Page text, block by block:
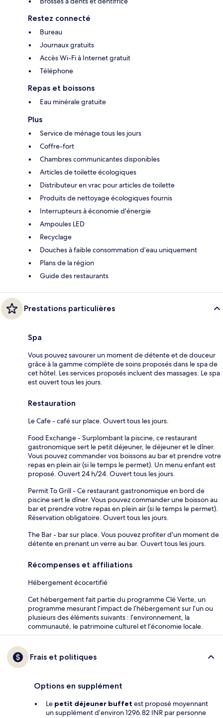
Restez connecté
Bureau
Journaux gratuits
Accès Wi-Fi à Internet gratuit
Téléphone
Repas et boissons
Eau minérale gratuite
Plus
Service de ménage tous les jours
Coffre-fort
Chambres communicantes disponibles
Articles de toilette écologiques
Distributeur en vrac pour articles de toilette
Produits de nettoyage écologiques fournis
Interrupteurs à économie d'énergie
Ampoules LED
Recyclage
Douches à faible consommation d’eau uniquement
Plans de la région
Guide des restaurants
Prestations particulières
Spa
Vous pouvez savourer un moment de détente et de douceur
grâce à la gamme complète de soins proposés dans le spa de
cet hôtel. Les services proposés incluent des massages. Le spa
est ouvert tous les jours.
Restauration
Le Cafe - café sur place. Ouvert tous les jours.
Food Exchange - Surplombant la piscine, ce restaurant
gastronomique sert le petit déjeuner, le déjeuner et le dîner.
Vous pouvez commander vos boissons au bar et prendre votre
repas en plein air (si le temps le permet). Un menu enfant est
proposé. Ouvert 24 h/24. Ouvert tous les jours.
Permit To Grill - Ce restaurant gastronomique en bord de
piscine sert le dîner. Vous pouvez commander une boisson au
bar et prendre votre repas en plein air (si le temps le permet).
Réservation obligatoire. Ouvert tous les jours.
The Bar - bar sur place. Vous pouvez profiter d'un moment de
détente en prenant un verre au bar. Ouvert tous les jours.
Récompenses et affiliations
Hébergement écocertifié
Cet hébergement fait partie du programme Clé Verte, un
programme mesurant l’impact de l’hébergement sur l’un ou
plusieurs des éléments suivants : l’environnement, la
communauté, le patrimoine culturel et l’économie locale.
Frais et politiques
Options en supplément
Le petit déjeuner buffet est proposé moyennant
un supplément d’environ 1296.82 INR par personne